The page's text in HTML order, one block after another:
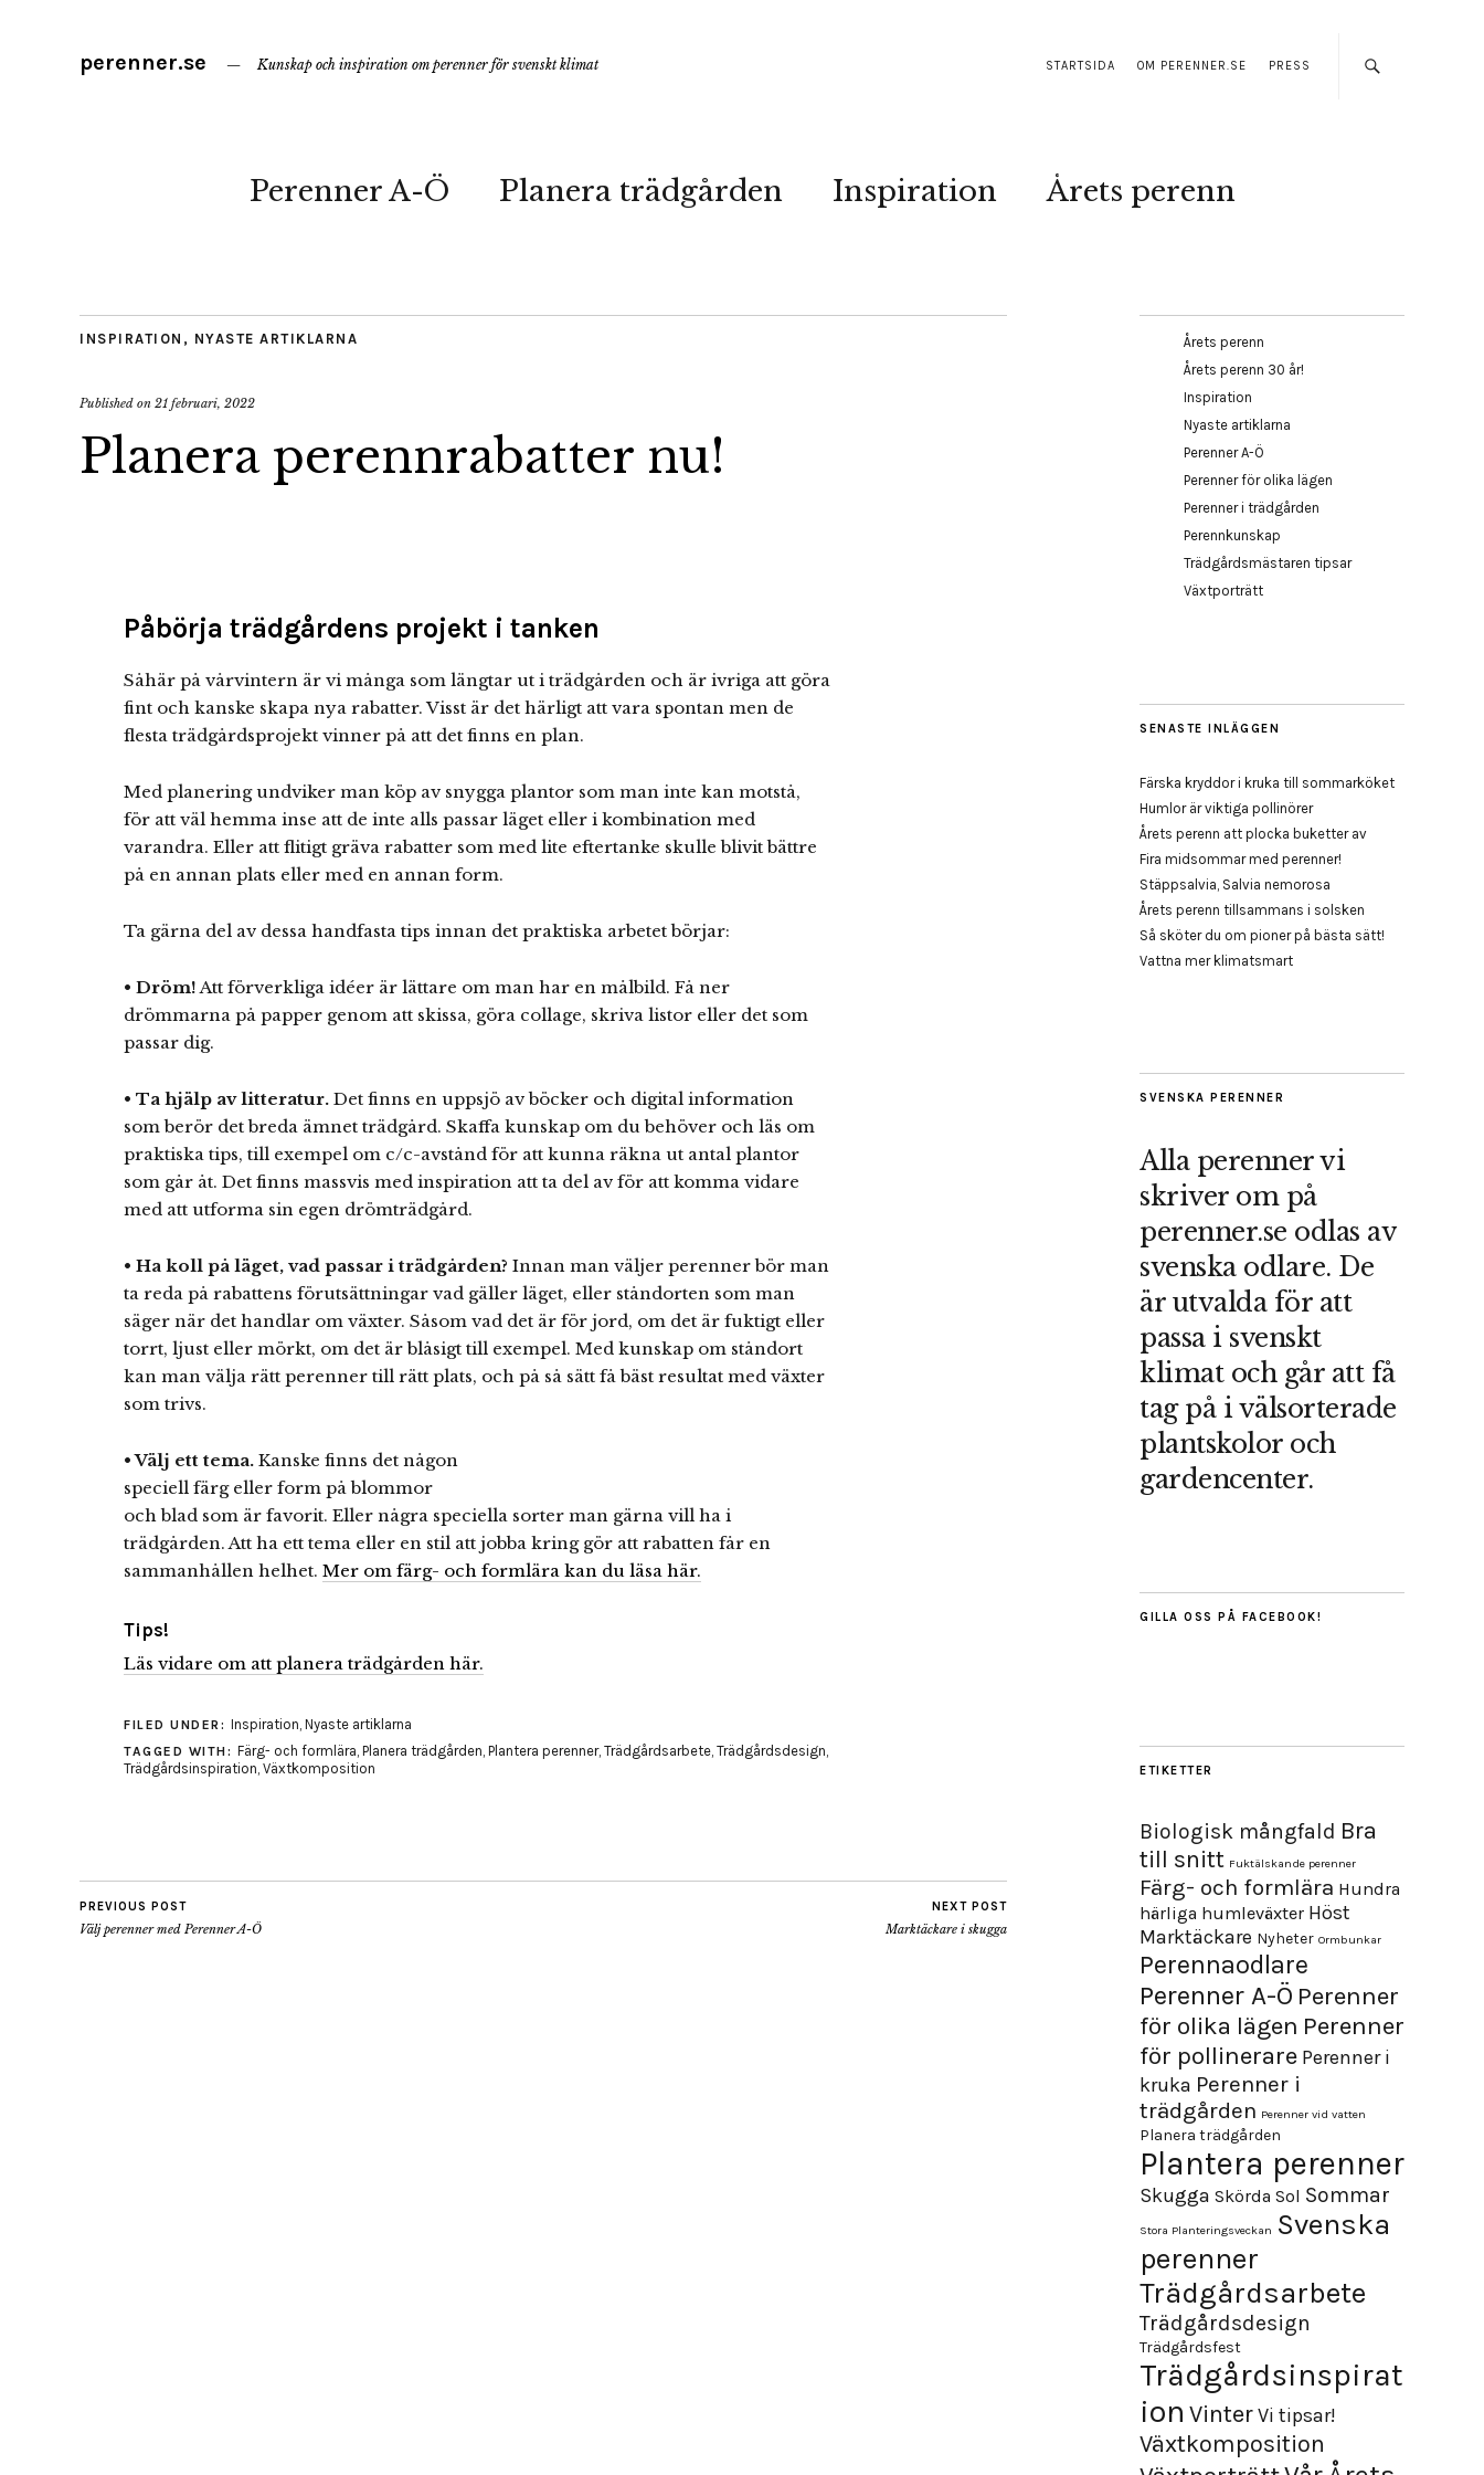
STARTSIDA OM PERENNER.SE PRESS
perenner.se Kunskap och inspiration om perenner för svenskt klimat
Perenner A-Ö Planera trädgården Inspiration Årets perenn
INSPIRATION , NYASTE ARTIKLARNA
Published on 21 februari, 2022
Planera perennrabatter nu!
Påbörja trädgårdens projekt i tanken
Såhär på vårvintern är vi många som längtar ut i trädgården och är ivriga att göra
fint och kanske skapa nya rabatter. Visst är det härligt att vara spontan men de
flesta trädgårdsprojekt vinner på att det finns en plan.
Med planering undviker man köp av snygga plantor som man inte kan motstå,
för att väl hemma inse att de inte alls passar läget eller i kombination med
varandra. Eller att flitigt gräva rabatter som med lite eftertanke skulle blivit bättre
på en annan plats eller med en annan form.
Ta gärna del av dessa handfasta tips innan det praktiska arbetet börjar:
• Dröm!Att förverkliga idéer är lättare om man har en målbild. Få ner
drömmarna på papper genom att skissa, göra collage, skriva listor eller det som
passar dig.
• Ta hjälp av litteratur. Det finns en uppsjö av böcker och digital information
som berör det breda ämnet trädgård. Skaffa kunskap om du behöver och läs om
praktiska tips, till exempel om c/c-avstånd för att kunna räkna ut antal plantor
som går åt. Det finns massvis med inspiration att ta del av för att komma vidare
med att utforma sin egen drömträdgård.
• Ha koll på läget, vad passar i trädgården? Innan man väljer perenner bör man
ta reda på rabattens förutsättningar vad gäller läget, eller ståndorten som man
säger när det handlar om växter. Såsom vad det är för jord, om det är fuktigt eller
torrt, ljust eller mörkt, om det är blåsigt till exempel. Med kunskap om ståndort
kan man välja rätt perenner till rätt plats, och på så sätt få bäst resultat med växter
som trivs.
• Välj ett tema. Kanske finns det någon
speciell färg eller form på blommor
och blad som är favorit. Eller några speciella sorter man gärna vill ha i
trädgården. Att ha ett tema eller en stil att jobba kring gör att rabatten får en
sammanhållen helhet. Mer om färg- och formlära kan du läsa här.
Tips!
Läs vidare om att planera trädgården här.
FILED UNDER: Inspiration, Nyaste artiklarna
TAGGED WITH: Färg- och formlära, Planera trädgården, Plantera perenner, Trädgårdsarbete, Trädgårdsdesign,
Trädgårdsinspiration, Växtkomposition
PREVIOUS POST
Välj perenner med Perenner A-Ö
NEXT POST
Marktäckare i skugga
Årets perenn
Årets perenn 30 år!
Inspiration
Nyaste artiklarna
Perenner A-Ö
Perenner för olika lägen
Perenner i trädgården
Perennkunskap
Trädgårdsmästaren tipsar
Växtporträtt
SENASTE INLÄGGEN
Färska kryddor i kruka till sommarköket
Humlor är viktiga pollinörer
Årets perenn att plocka buketter av
Fira midsommar med perenner!
Stäppsalvia, Salvia nemorosa
Årets perenn tillsammans i solsken
Så sköter du om pioner på bästa sätt!
Vattna mer klimatsmart
SVENSKA PERENNER
Alla perenner vi
skriver om på
perenner.se odlas av
svenska odlare. De
är utvalda för att
passa i svenskt
klimat och går att få
tag på i välsorterade
plantskolor och
gardencenter.
GILLA OSS PÅ FACEBOOK!
ETIKETTER
Biologisk mångfald Bra
till snitt Fuktälskande perenner
Färg- och formlära Hundra
härliga humleväxter Höst
Marktäckare Nyheter Ormbunkar
Perennaodlare
Perenner A-Ö Perenner
för olika lägen Perenner
för pollinerare Perenner i
kruka Perenner i
trädgården Perenner vid vatten
Planera trädgården
Plantera perenner
Skugga Skörda Sol Sommar
Stora Planteringsveckan Svenska
perenner
Trädgårdsarbete
Trädgårdsdesign
Trädgårdsfest
Trädgårdsinspirat
ion VinterVi tipsar!
Växtkomposition